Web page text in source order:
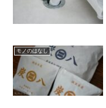
モノのはなし